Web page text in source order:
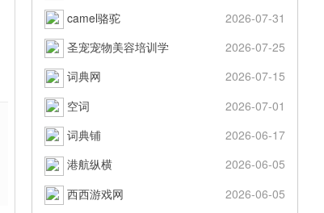
camel骆驼
2026-07-31
圣宠宠物美容培训学
2026-07-25
词典网
2026-07-15
空词
2026-07-01
词典铺
2026-06-17
港航纵横
2026-06-05
西西游戏网
2026-06-05